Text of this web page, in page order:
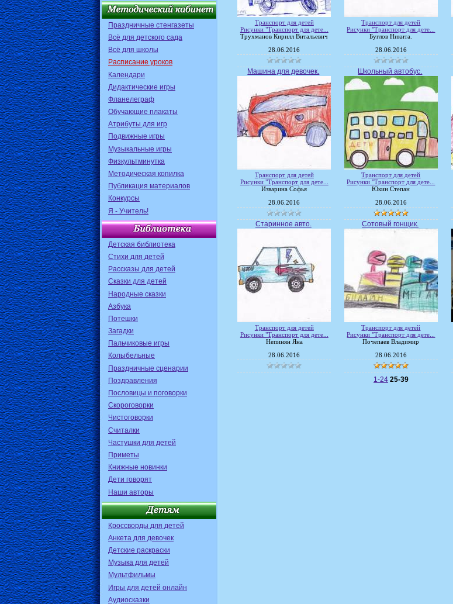
Праздничные стенгазеты
Всё для детского сада
Всё для школы
Расписание уроков
Календари
Дидактические игры
Фланелеграф
Обучающие плакаты
Атрибуты для игр
Подвижные игры
Музыкальные игры
Физкультминутка
Методическая копилка
Публикация материалов
Конкурсы
Я - Учитель!
Детская библиотека
Стихи для детей
Рассказы для детей
Сказки для детей
Народные сказки
Азбука
Потешки
Загадки
Пальчиковые игры
Колыбельные
Праздничные сценарии
Поздравления
Пословицы и поговорки
Скороговорки
Чистоговорки
Считалки
Частушки для детей
Приметы
Книжные новинки
Дети говорят
Наши авторы
Кроссворды для детей
Анкета для девочек
Детские раскраски
Музыка для детей
Мультфильмы
Игры для детей онлайн
Аудиосказки
Транспорт для детей
Рисунки "Транспорт для дете...
Трухманов Кирилл Витальевич
28.06.2016
Транспорт для детей
Рисунки "Транспорт для дете...
Буглов Никита.
28.06.2016
Машина для девочек.
Транспорт для детей
Рисунки "Транспорт для дете...
Изварина Софья
28.06.2016
Школьный автобус.
Транспорт для детей
Рисунки "Транспорт для дете...
Юкин Степан
28.06.2016
Старинное авто.
Транспорт для детей
Рисунки "Транспорт для дете...
Непинян Яна
28.06.2016
Сотовый гонщик.
Транспорт для детей
Рисунки "Транспорт для дете...
Почепаев Владимир
28.06.2016
1-24 25-39